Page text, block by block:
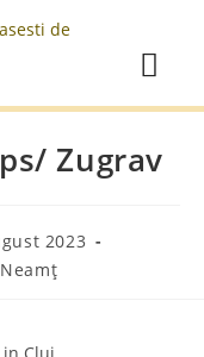
Zugrav
2023
Neamț